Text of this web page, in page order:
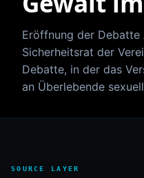
Eröffnung der
Sicherheitsrat der
Debatte, in der das
an Überlebende
SOURCE LAYER